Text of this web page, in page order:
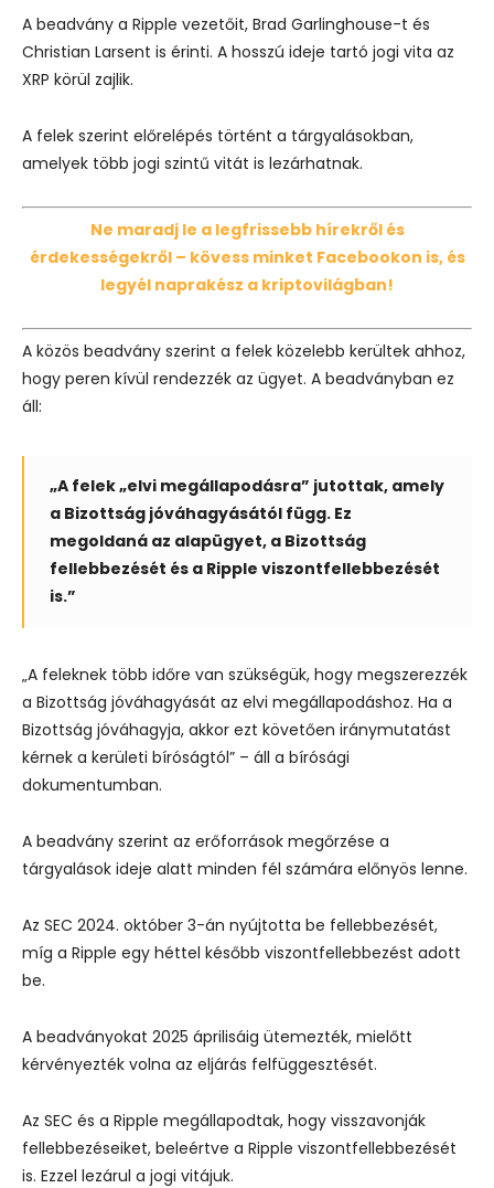
A beadvány a Ripple vezetőit, Brad Garlinghouse-t és
Christian Larsent is érinti. A hosszú ideje tartó jogi vita az
XRP körül zajlik.
A felek szerint előrelépés történt a tárgyalásokban,
amelyek több jogi szintű vitát is lezárhatnak.
Ne maradj le a legfrissebb hírekről és
érdekességekről – kövess minket Facebookon is, és
legyél naprakész a kriptovilágban!
A közös beadvány szerint a felek közelebb kerültek ahhoz,
hogy peren kívül rendezzék az ügyet. A beadványban ez
áll:
„A felek „elvi megállapodásra” jutottak, amely
a Bizottság jóváhagyásától függ. Ez
megoldaná az alapügyet, a Bizottság
fellebbezését és a Ripple viszontfellebbezését
is.”
„A feleknek több időre van szükségük, hogy megszerezzék
a Bizottság jóváhagyását az elvi megállapodáshoz. Ha a
Bizottság jóváhagyja, akkor ezt követően iránymutatást
kérnek a kerületi bíróságtól” – áll a bírósági
dokumentumban.
A beadvány szerint az erőforrások megőrzése a
tárgyalások ideje alatt minden fél számára előnyös lenne.
Az SEC 2024. október 3-án nyújtotta be fellebbezését,
míg a Ripple egy héttel később viszontfellebbezést adott
be.
A beadványokat 2025 áprilisáig ütemezték, mielőtt
kérvényezték volna az eljárás felfüggesztését.
Az SEC és a Ripple megállapodtak, hogy visszavonják
fellebbezéseiket, beleértve a Ripple viszontfellebbezését
is. Ezzel lezárul a jogi vitájuk.